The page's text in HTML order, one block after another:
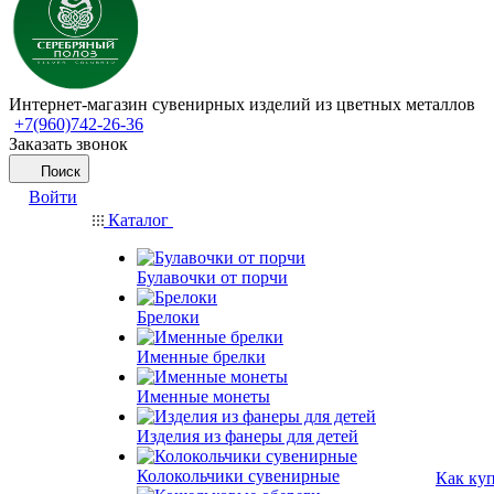
Интернет-магазин сувенирных изделий из цветных металлов
+7(960)742-26-36
Заказать звонок
Поиск
Войти
Каталог
Булавочки от порчи
Брелоки
Именные брелки
Именные монеты
Изделия из фанеры для детей
Колокольчики сувенирные Как